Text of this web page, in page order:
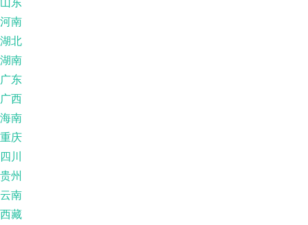
河南
湖北
湖南
广东
广西
海南
重庆
四川
贵州
云南
西藏